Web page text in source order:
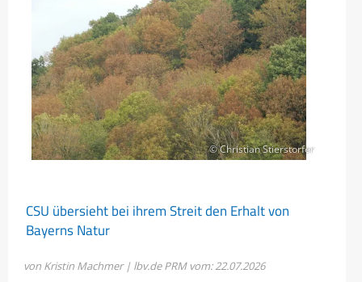
© Christian Stierstorfer
CSU übersieht bei ihrem Streit den Erhalt von
Bayerns Natur
von Kristin Machmer | lbv.dePRM vom: 22.07.2026